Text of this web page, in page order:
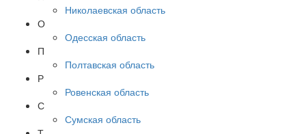
Николаевская область
О
Одесская область
П
Полтавская область
Р
Ровенская область
С
Сумская область